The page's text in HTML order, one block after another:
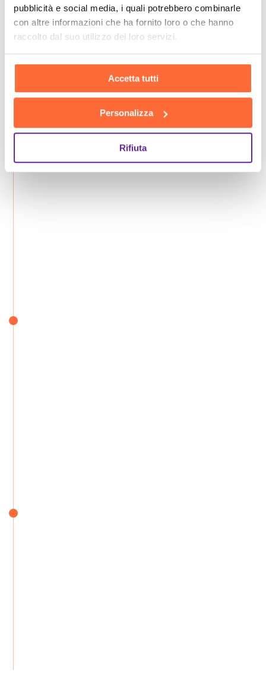
pubblicità e social media, i quali potrebbero combinarle
con altre informazioni che ha fornito loro o che hanno
raccolto dal suo utilizzo dei loro servizi.
Accetta tutti
Personalizza
Rifiuta